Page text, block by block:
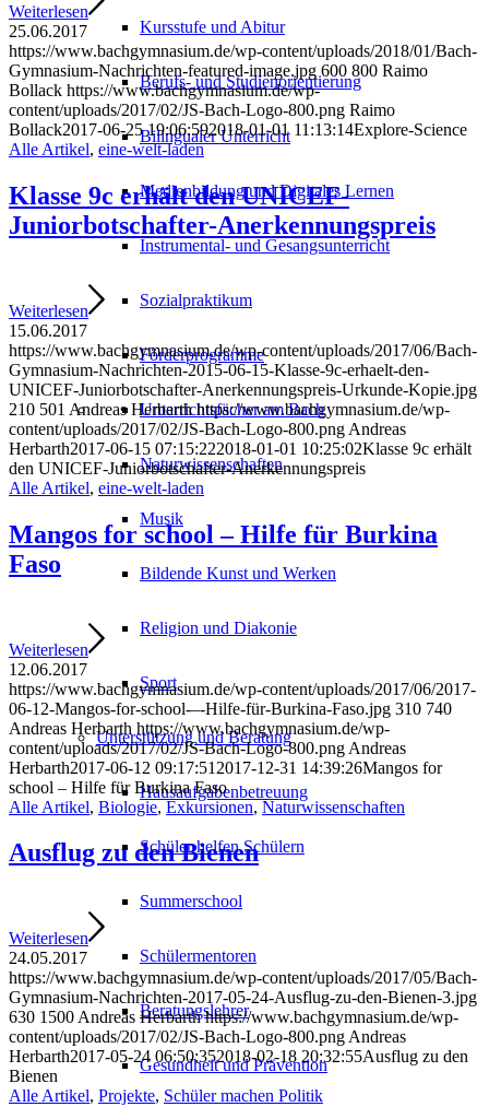
Kursstufe und Abitur
Berufs- und Studienorientierung
Bilingualer Unterricht
Medienbildung und Digitales Lernen
Instrumental- und Gesangsunterricht
Sozialpraktikum
Förderprogramme
Unterrichtsfächer am Bach
Naturwissenschaften
Musik
Bildende Kunst und Werken
Religion und Diakonie
Sport
Unterstützung und Beratung
Hausaufgabenbetreuung
Schüler helfen Schülern
Summerschool
Schülermentoren
Beratungslehrer
Gesundheit und Prävention
Weiterlesen
25.06.2017
https://www.bachgymnasium.de/wp-content/uploads/2018/01/Bach-
Gymnasium-Nachrichten-featured-image.jpg 600 800 Raimo
Bollack https://www.bachgymnasium.de/wp-
content/uploads/2017/02/JS-Bach-Logo-800.png Raimo
Bollack2017-06-25 19:06:592018-01-01 11:13:14Explore-Science
Alle Artikel, eine-welt-laden
Klasse 9c erhält den UNICEF-
Juniorbotschafter-Anerkennungspreis
Weiterlesen
15.06.2017
https://www.bachgymnasium.de/wp-content/uploads/2017/06/Bach-
Gymnasium-Nachrichten-2015-06-15-Klasse-9c-erhaelt-den-
UNICEF-Juniorbotschafter-Anerkennungspreis-Urkunde-Kopie.jpg
210 501 Andreas Herbarth https://www.bachgymnasium.de/wp-
content/uploads/2017/02/JS-Bach-Logo-800.png Andreas
Herbarth2017-06-15 07:15:222018-01-01 10:25:02Klasse 9c erhält
den UNICEF-Juniorbotschafter-Anerkennungspreis
Alle Artikel, eine-welt-laden
Mangos for school – Hilfe für Burkina
Faso
Weiterlesen
12.06.2017
https://www.bachgymnasium.de/wp-content/uploads/2017/06/2017-
06-12-Mangos-for-school-–-Hilfe-für-Burkina-Faso.jpg 310 740
Andreas Herbarth https://www.bachgymnasium.de/wp-
content/uploads/2017/02/JS-Bach-Logo-800.png Andreas
Herbarth2017-06-12 09:17:51 2017-12-31 14:39:26Mangos for
school – Hilfe für Burkina Faso
Alle Artikel, Biologie, Exkursionen, Naturwissenschaften
Ausflug zu den Bienen
Weiterlesen
24.05.2017
https://www.bachgymnasium.de/wp-content/uploads/2017/05/Bach-
Gymnasium-Nachrichten-2017-05-24-Ausflug-zu-den-Bienen-3.jpg
630 1500 Andreas Herbarth https://www.bachgymnasium.de/wp-
content/uploads/2017/02/JS-Bach-Logo-800.png Andreas
Herbarth2017-05-24 06:50:352018-02-18 20:32:55Ausflug zu den
Bienen
Alle Artikel, Projekte, Schüler machen Politik